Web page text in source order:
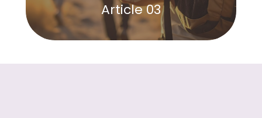
Article 03